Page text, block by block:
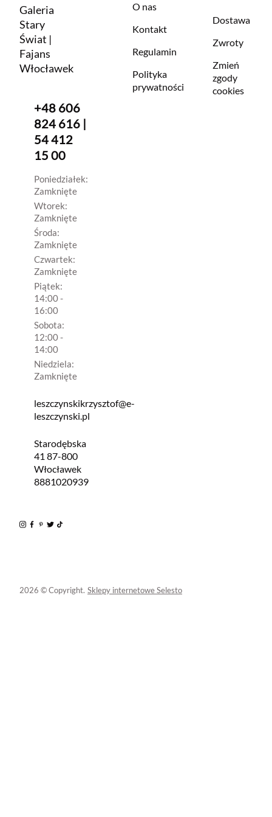
Galeria
Stary
Świat |
Fajans
Włocławek
+48 606
824 616 |
54 412
15 00
Poniedziałek:
Zamknięte
Wtorek:
Zamknięte
Środa:
Zamknięte
Czwartek:
Zamknięte
Piątek:
14:00 -
16:00
Sobota:
12:00 -
14:00
Niedziela:
Zamknięte
leszczynskikrzysztof@e-
leszczynski.pl
Starodębska
41 87-800
Włocławek
8881020939
O nas
Kontakt
Regulamin
Polityka
prywatności
Dostawa
Zwroty
Zmień
zgody
cookies
2026 © Copyright. Sklepy internetowe Selesto